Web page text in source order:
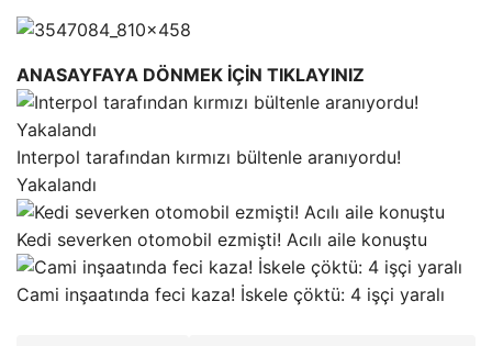
ANASAYFAYA DÖNMEK İÇİN TIKLAYINIZ
Interpol tarafından kırmızı bültenle aranıyordu!
Yakalandı
Kedi severken otomobil ezmişti! Acılı aile konuştu
Cami inşaatında feci kaza! İskele çöktü: 4 işçi yaralı